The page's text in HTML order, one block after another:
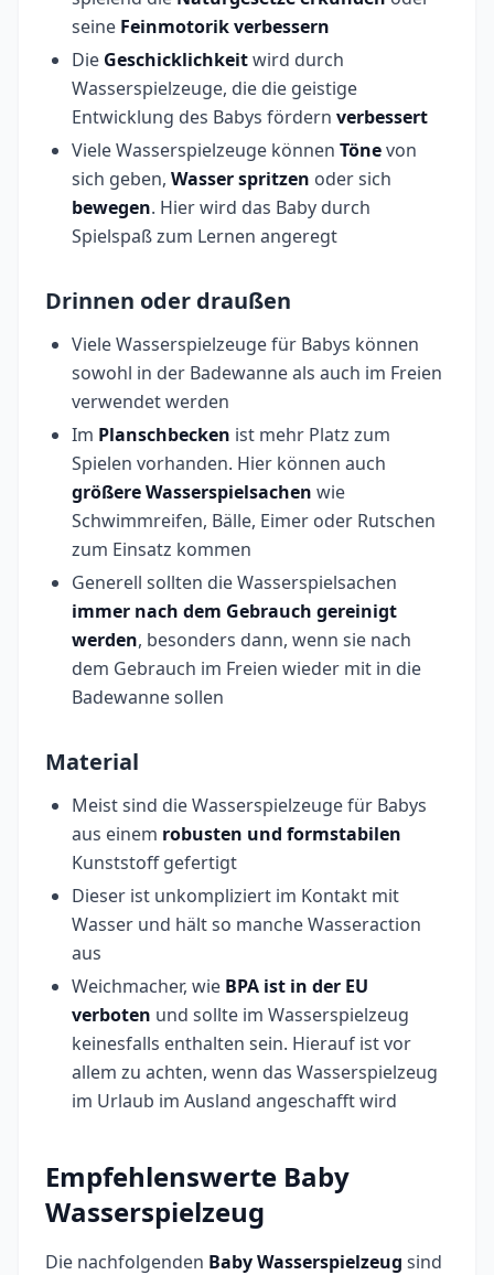
seine Feinmotorik verbessern
Die Geschicklichkeitwird durch
Wasserspielzeuge, die die geistige
Entwicklung des Babys fördern verbessert
Viele Wasserspielzeuge können Tönevon
sich geben, Wasserspritzen oder sich
bewegen. Hier wird das Baby durch
Spielspaß zum Lernen angeregt
Drinnen oder draußen
Viele Wasserspielzeuge für Babys können
sowohl in der Badewanne als auch im Freien
verwendet werden
Im Planschbecken ist mehr Platz zum
Spielen vorhanden. Hier können auch
größereWasserspielsachen wie
Schwimmreifen, Bälle, Eimer oder Rutschen
zum Einsatz kommen
Generell sollten die Wasserspielsachen
immer nach dem Gebrauch gereinigt
werden, besonders dann, wenn sie nach
dem Gebrauch im Freien wieder mit in die
Badewanne sollen
Material
Meist sind die Wasserspielzeuge für Babys
aus einem robusten und formstabilen
Kunststoff gefertigt
Dieser ist unkompliziert im Kontakt mit
Wasser und hält so manche Wasseraction
aus
Weichmacher, wie BPA ist in der EU
verboten und sollte im Wasserspielzeug
keinesfalls enthalten sein. Hierauf ist vor
allem zu achten, wenn das Wasserspielzeug
im Urlaub im Ausland angeschafft wird
Empfehlenswerte Baby
Wasserspielzeug
Die nachfolgenden Baby Wasserspielzeug sind